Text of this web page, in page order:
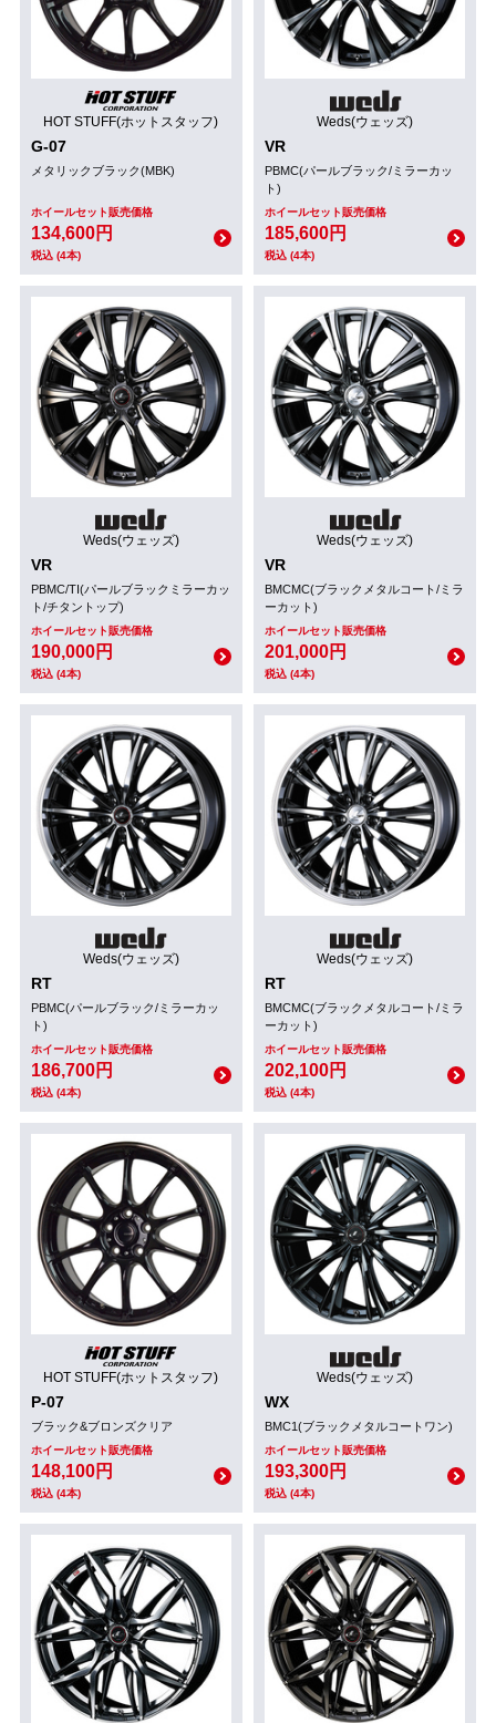
HOT STUFF(ホットスタッフ)
G-07
メタリックブラック(MBK)
ホイールセット販売価格
134,600円
税込 (4本)
Weds(ウェッズ)
VR
PBMC(パールブラック/ミラーカッ
ト)
ホイールセット販売価格
185,600円
税込 (4本)
Weds(ウェッズ)
VR
PBMC/TI(パールブラックミラーカッ
ト/チタントップ)
ホイールセット販売価格
190,000円
税込 (4本)
Weds(ウェッズ)
VR
BMCMC(ブラックメタルコート/ミラ
ーカット)
ホイールセット販売価格
201,000円
税込 (4本)
Weds(ウェッズ)
RT
PBMC(パールブラック/ミラーカッ
ト)
ホイールセット販売価格
186,700円
税込 (4本)
Weds(ウェッズ)
RT
BMCMC(ブラックメタルコート/ミラ
ーカット)
ホイールセット販売価格
202,100円
税込 (4本)
HOT STUFF(ホットスタッフ)
P-07
ブラック&ブロンズクリア
ホイールセット販売価格
148,100円
税込 (4本)
Weds(ウェッズ)
WX
BMC1(ブラックメタルコートワン)
ホイールセット販売価格
193,300円
税込 (4本)